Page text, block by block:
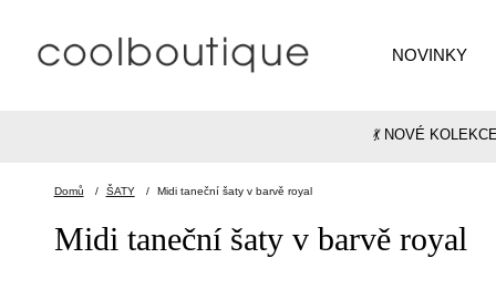
NOVINKY
💃 NOVÉ
Domů / ŠATY / Midi taneční šaty v barvě royal
Midi taneční šaty v barvě royal